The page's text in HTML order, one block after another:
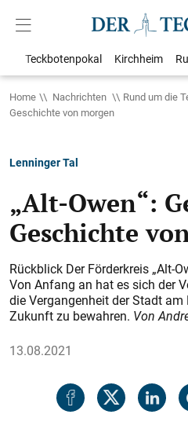
Teckbotenpokal Kirchheim
Home Nachrichten Rund um die
Geschichte von morgen
Lenninger Tal
„Alt-Owen“:
Geschichte
Rückblick Der Förderkreis „Alt-
Von Anfang an hat es sich der
die Vergangenheit der Stadt
Zukunft zu bewahren. Von
13.08.2021